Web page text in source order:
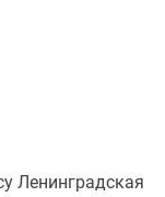
Ленинградская